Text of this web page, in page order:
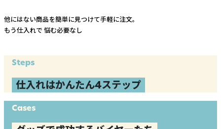
他にはない商品を簡単に見つけて手軽に注文。
もう仕入れで 悩む必要なし
Steps
仕入れはかんたん4ステップ
Cases